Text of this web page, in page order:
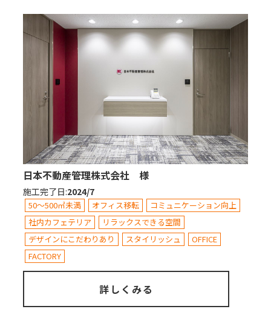
日本不動産管理株式会社 様
施工完了日:2024/7
50～500㎡未満 オフィス移転
コミュニケーション向上
社内カフェテリア
リラックスできる空間
デザインにこだわりあり
スタイリッシュ
OFFICE
FACTORY
詳しくみる